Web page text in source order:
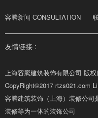
容腾新闻 CONSULTATION
友情链接 :
上海容腾建筑装饰有限公司 版
CopyRight©2017 rtzs021.com
容腾建筑装饰（上海）装修公
装修等为一体的装饰公司